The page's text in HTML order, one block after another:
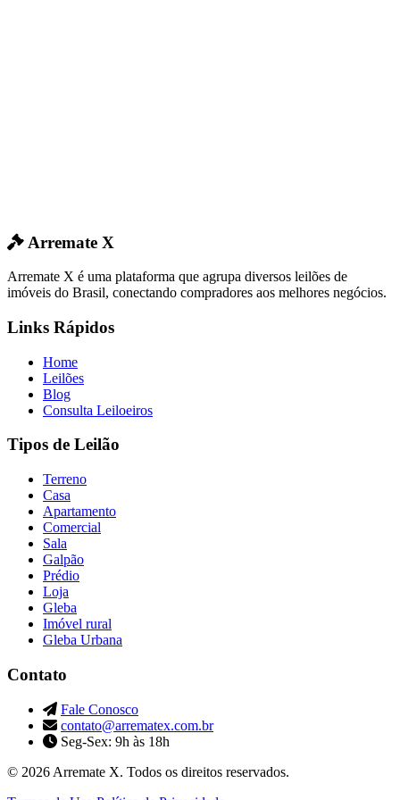
Arremate X
Arremate X é uma plataforma que agrupa diversos leilões de
imóveis do Brasil, conectando compradores aos melhores negócios.
Links Rápidos
Home
Leilões
Blog
Consulta Leiloeiros
Tipos de Leilão
Terreno
Casa
Apartamento
Comercial
Sala
Galpão
Prédio
Loja
Gleba
Imóvel rural
Gleba Urbana
Contato
Fale Conosco
contato@arrematex.com.br
Seg-Sex: 9h às 18h
© 2026 Arremate X. Todos os direitos reservados.